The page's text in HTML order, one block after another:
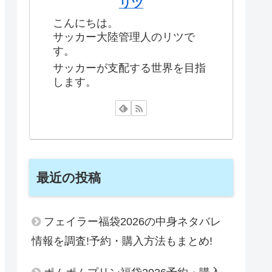
リツ
こんにちは。
サッカー大陸管理人のリツで
す。
サッカーが支配する世界を目指
します。
最近の投稿
フェイラー福袋2026の中身ネタバレ
情報を調査!予約・購入方法もまとめ!